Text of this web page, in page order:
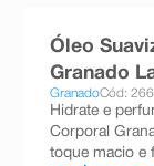
Óleo
Granado
GranadoCód:
Hidrate e
Corporal
toque macio e
teste gravidez
10ºesmalte